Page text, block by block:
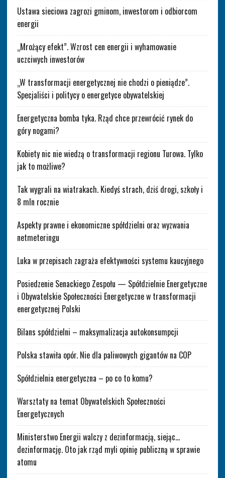
Ustawa sieciowa zagrozi gminom, inwestorom i odbiorcom
energii
„Mrożący efekt”. Wzrost cen energii i wyhamowanie
uczciwych inwestorów
„W transformacji energetycznej nie chodzi o pieniądze”.
Specjaliści i politycy o energetyce obywatelskiej
Energetyczna bomba tyka. Rząd chce przewrócić rynek do
góry nogami?
Kobiety nic nie wiedzą o transformacji regionu Turowa. Tylko
jak to możliwe?
Tak wygrali na wiatrakach. Kiedyś strach, dziś drogi, szkoły i
8 mln rocznie
Aspekty prawne i ekonomiczne spółdzielni oraz wyzwania
netmeteringu
Luka w przepisach zagraża efektywności systemu kaucyjnego
Posiedzenie Senackiego Zespołu — Spółdzielnie Energetyczne
i Obywatelskie Społeczności Energetyczne w transformacji
energetycznej Polski
Bilans spółdzielni – maksymalizacja autokonsumpcji
Polska stawiła opór. Nie dla paliwowych gigantów na COP
Spółdzielnia energetyczna – po co to komu?
Warsztaty na temat Obywatelskich Społeczności
Energetycznych
Ministerstwo Energii walczy z dezinformacją, siejąc…
dezinformację. Oto jak rząd myli opinię publiczną w sprawie
atomu